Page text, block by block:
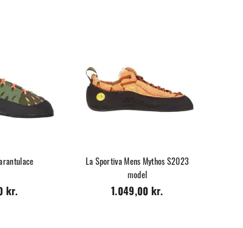
kr.
La Sportiva Mens Mythos S2023
model
1.049,00 kr.